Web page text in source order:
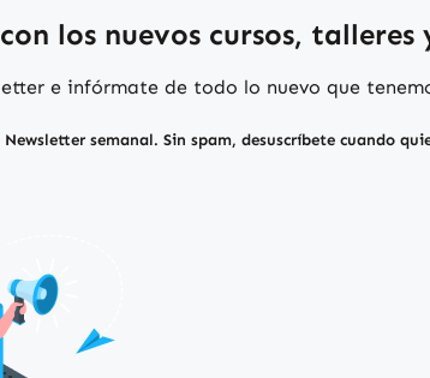
los nuevos cursos, talleres
e infórmate de todo lo nuevo que
Newsletter semanal. Sin spam, desuscríbete cuando